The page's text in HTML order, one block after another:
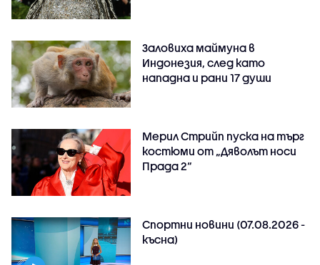
Заловиха маймуна в
Индонезия, след като
нападна и рани 17 души
Мерил Стрийп пуска на търг
костюми от „Дяволът носи
Прада 2“
Спортни новини (07.08.2026 -
късна)